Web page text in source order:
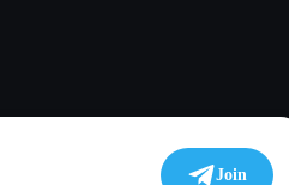
Join